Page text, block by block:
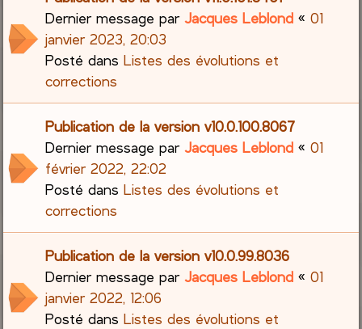
Dernier message parJacques Leblond «01
janvier 2023, 20:03
Posté dansListes des évolutions et
corrections
Publication de la version v10.0.100.8067
Dernier message parJacques Leblond «01
février 2022, 22:02
Posté dansListes des évolutions et
corrections
Publication de la version v10.0.99.8036
Dernier message parJacques Leblond «01
janvier 2022, 12:06
Posté dansListes des évolutions et